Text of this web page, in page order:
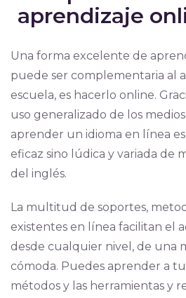
aprendizaje
Una forma excelente de
puede ser complementaria al
escuela, es hacerlo online.
uso generalizado de los
aprender un idioma en línea
eficaz sino lúdica y variada de
del inglés.
La multitud de soportes,
existentes en línea facilitan el
desde cualquier nivel, de una
cómoda. Puedes aprender a
métodos y las herramientas y